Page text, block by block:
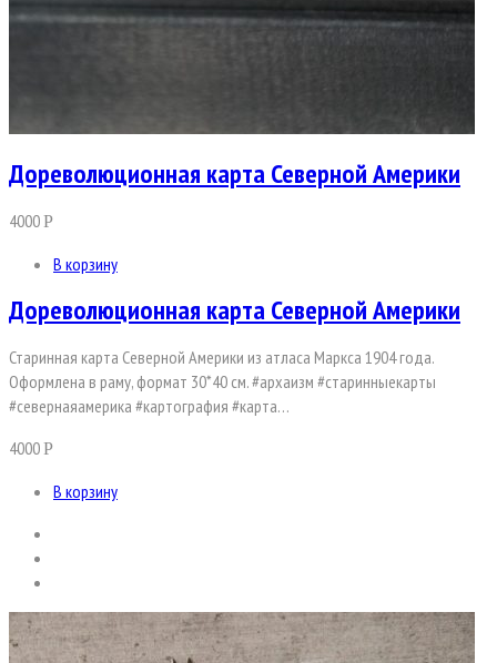
Дореволюционная карта Северной Америки
4000Р
В корзину
Дореволюционная карта Северной Америки
Старинная карта Северной Америки из атласа Маркса 1904 года.
Оформлена в раму, формат 30*40 см. #архаизм #старинныекарты
#севернаяамерика #картография #карта…
4000Р
В корзину